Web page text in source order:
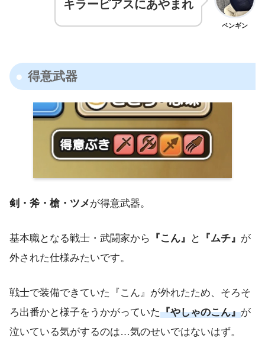
ペンギン
キラーピアスにあやまれ
得意武器
剣・斧・槍・ツメが得意武器。
基本職となる戦士・武闘家から 『こん』 と 『ムチ』 が
外された仕様みたいです。
戦士で装備できていた『こん』が外れたため、そろそ
ろ出番かと様子をうかがっていた『やしゃのこん』が
泣いている気がするのは…気のせいではないはず。